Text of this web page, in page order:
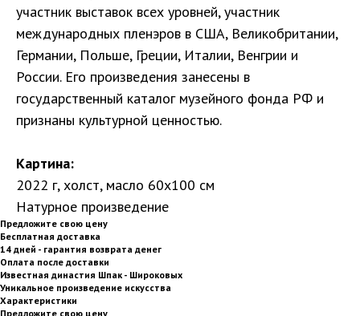
участник выставок всех уровней, участник
международных пленэров в США, Великобритании,
Германии, Польше, Греции, Италии, Венгрии и
России. Его произведения занесены в
государственный каталог музейного фонда РФ и
признаны культурной ценностью.
Картина:
2022 г, холст, масло 60х100 см
Натурное произведение
Предложите свою цену
Бесплатная доставка
14 дней - гарантия возврата денег
Оплата после доставки
Известная династия Шпак - Широковых
Уникальное произведение искусства
Характеристики
Предложите свою цену